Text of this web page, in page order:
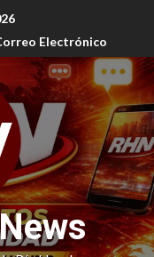
Electrónico